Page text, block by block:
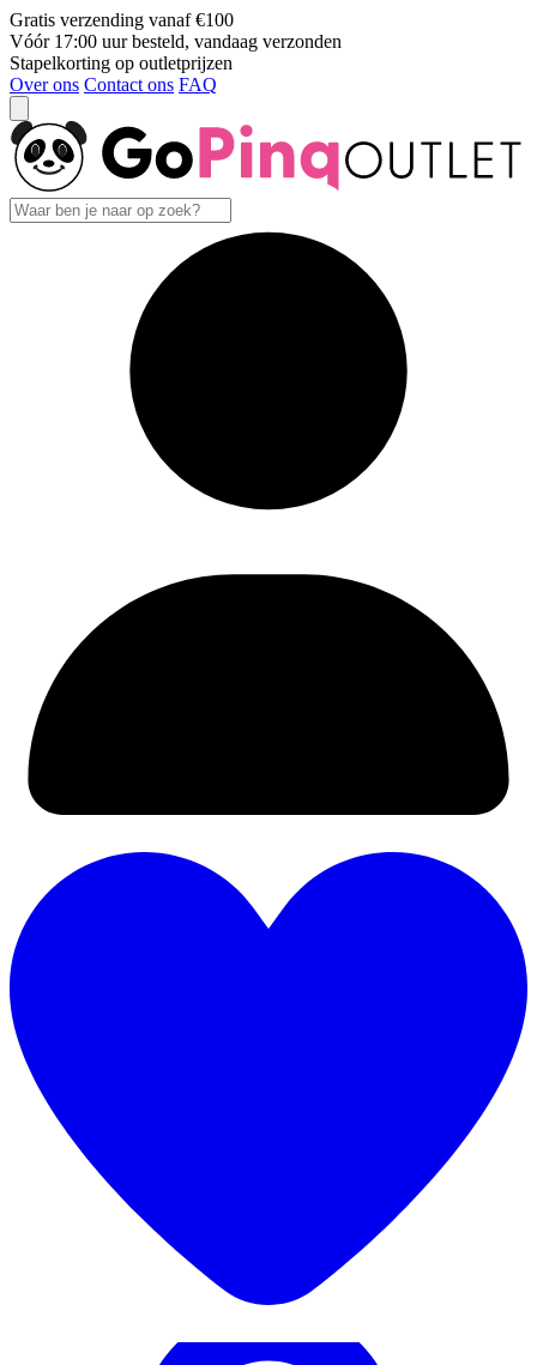
Gratis verzending vanaf €100
Vóór 17:00 uur besteld, vandaag verzonden
Stapelkorting op outletprijzen
Over ons Contact ons FAQ